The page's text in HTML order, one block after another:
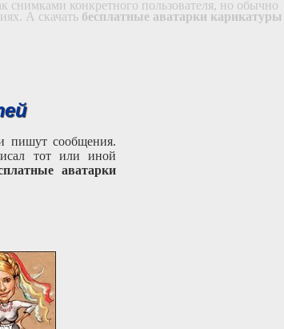
снимками конкретного пользователя, но обычно
А скачать бесплатные аватарки карикатуры
пишут сообщения.
тот или иной
аватарки